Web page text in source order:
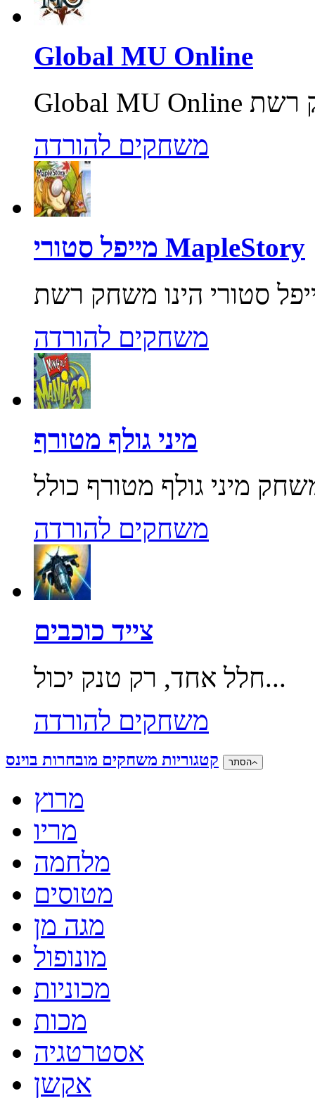
Global MU Online
משחקים להורדה
מייפל סטורי MapleStory
משחקים להורדה
מיני גולף מטורף
משחקים להורדה
צייד כוכבים
חלל אחד, רק טנק יכול...
משחקים להורדה
קטגוריות משחקים מובחרות בוינס הסתר
מרוץ
מריו
מלחמה
מטוסים
מגה מן
מונופול
מכוניות
מכות
אסטרטגיה
אקשן